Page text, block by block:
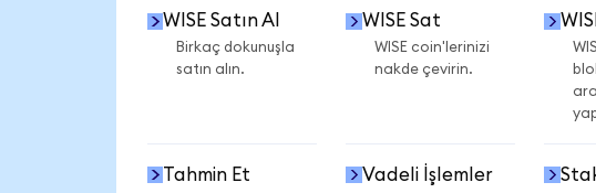
WISE Satın Al
Birkaç dokunuşla
satın alın.
WISE Sat
WISE coin'lerinizi
nakde çevirin.
Tahmin Et Vadeli İşlemler